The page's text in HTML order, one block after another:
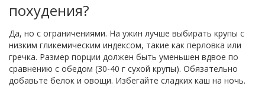
похудения?
Да, но с ограничениями. На ужин лучше выбирать крупы с
низким гликемическим индексом, такие как перловка или
гречка. Размер порции должен быть уменьшен вдвое по
сравнению с обедом (30-40 г сухой крупы). Обязательно
добавьте белок и овощи. Избегайте сладких каш на ночь.